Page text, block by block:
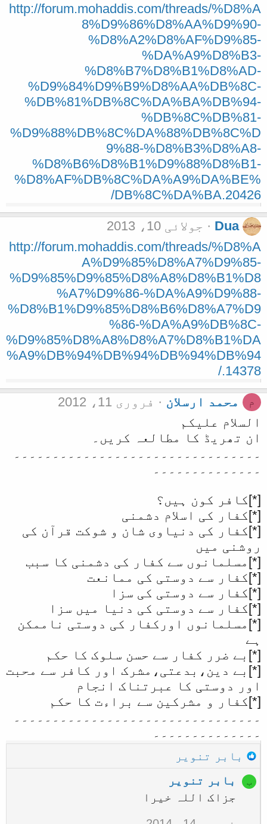
http://forum.mohaddis.com/threads/%D8%A
8%D9%86%D8%AA%D9%90-
%D8%A2%D8%AF%D9%85-
%DA%A9%D8%B3-
%D8%B7%D8%B1%D8%AD-
%D9%84%D9%B9%D8%AA%DB%8C-
%DB%81%DB%8C%DA%BA%DB%94-
%DB%8C%DB%81-
%D9%88%DB%8C%DA%88%DB%8C%D
9%88-%D8%B3%D8%A8-
%D8%B6%D8%B1%D9%88%D8%B1-
%D8%AF%DB%8C%DA%A9%DA%BE%
DB%8C%DA%BA.20426/
Dua
جولائی 10، 2013
http://forum.mohaddis.com/threads/%D8%A
A%D9%85%D8%A7%D9%85-
%D9%85%D9%85%D8%A8%D8%B1%D8
%A7%D9%86-%DA%A9%D9%88-
%D8%B1%D9%85%D8%B6%D8%A7%D9
%86-%DA%A9%DB%8C-
%D9%85%D8%A8%D8%A7%D8%B1%DA
%A9%DB%94%DB%94%DB%94%DB%94
.14378/
م محمد ارسلان
فروری 11، 2012
السلام علیکم
ان تھریڈ کا مطالعہ کریں۔
۔۔۔۔۔۔۔۔۔۔۔۔۔۔۔۔۔۔۔۔۔۔۔۔۔۔۔۔۔۔۔۔
۔۔۔۔۔۔۔۔۔۔۔۔۔۔
[*]کافر کون ہیں؟
[*]کفار کی اسلام دشمنی
[*]کفار کی دنیاوی شان و شوکت قرآن کی
روشنی میں
[*]مسلمانوں سے کفار کی دشمنی کا سبب
[*]کفار سے دوستی کی ممانعت
[*]کفار سے دوستی کی سزا
[*]کفار سے دوستی کی دنیا میں سزا
[*]مسلمانوں اورکفار کی دوستی ناممکن
ہے
[*]بے ضرر کفار سے حسن سلوک کا حکم
[*]بے دین،بدعتی،مشرک اور کافر سے محبت
اور دوستی کا عبرتناک انجام
[*]کفار و مشرکین سے براءت کا حکم
۔۔۔۔۔۔۔۔۔۔۔۔۔۔۔۔۔۔۔۔۔۔۔۔۔۔۔۔۔۔۔۔
۔۔۔۔۔۔۔۔۔۔۔۔۔۔
R
a
بابر تنویر
ب
بابر تنویر
جزاک اللہ خیرا